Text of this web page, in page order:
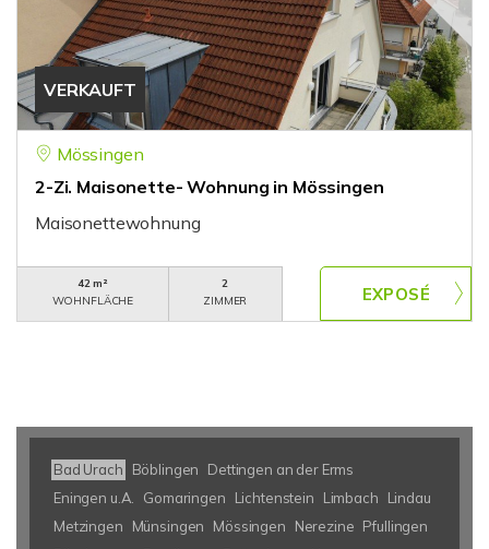
VERKAUFT
Mössingen
2-Zi. Maisonette- Wohnung in Mössingen
Maisonettewohnung
42 m²
WOHNFLÄCHE
2
ZIMMER
Bad Urach Böblingen
Dettingen an der Erms
Eningen u.A.
Gomaringen Lichtenstein Limbach
Lindau
Metzingen
Münsingen Mössingen Nerezine Pfullingen